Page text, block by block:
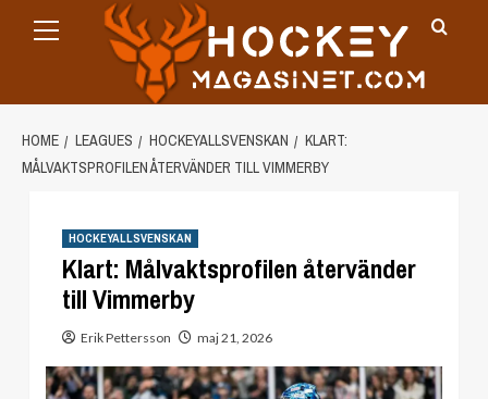
Menu
HOME LEAGUES HOCKEYALLSVENSKAN
KLART:
MÅLVAKTSPROFILEN ÅTERVÄNDER TILL VIMMERBY
HOCKEYALLSVENSKAN
Klart: Målvaktsprofilen återvänder
till Vimmerby
Erik Pettersson maj 21, 2026